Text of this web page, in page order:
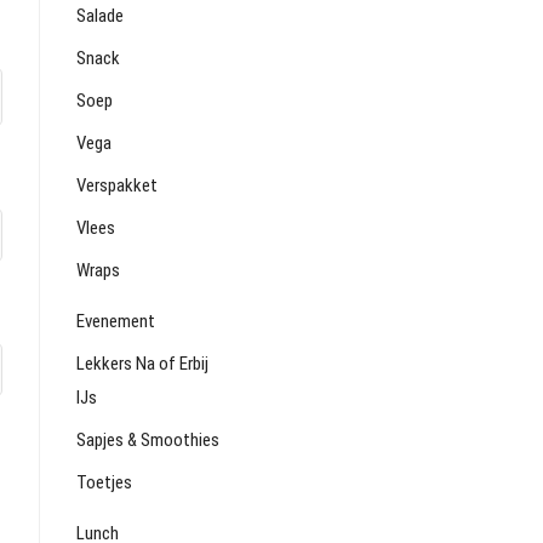
Salade
Snack
Soep
Vega
Verspakket
Vlees
Wraps
Evenement
Lekkers Na of Erbij
IJs
Sapjes & Smoothies
Toetjes
Lunch